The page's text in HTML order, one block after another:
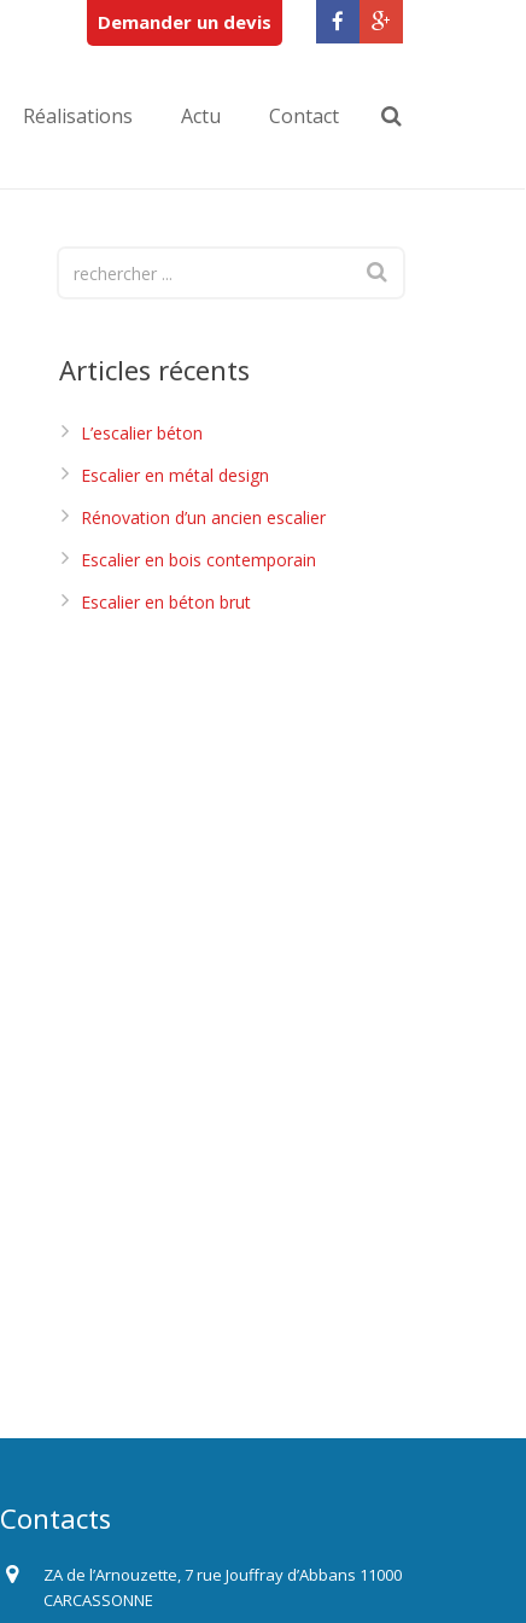
Demander un devis
Réalisations Actu Contact
Articles récents
L’escalier béton
Escalier en métal design
Rénovation d’un ancien escalier
Escalier en bois contemporain
Escalier en béton brut
Contacts
ZA de l’Arnouzette, 7 rue Jouffray d’Abbans 11000
CARCASSONNE